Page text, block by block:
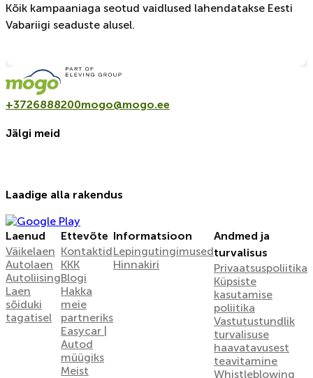
Kõik kampaaniaga seotud vaidlused lahendatakse Eesti
Vabariigi seaduste alusel.
+3726888200mogo@mogo.ee
Jälgi meid
Laadige alla rakendus
Laenud
Väikelaen
Autolaen
Autoliising
Laen
sõiduki
tagatisel
Ettevõte
Kontaktid
KKK
Blogi
Hakka
meie
partneriks
Easycar |
Autod
müügiks
Meist
Informatsioon
Lepingutingimused
Hinnakiri
Andmed ja
turvalisus
Privaatsuspoliitika
Küpsiste
kasutamise
poliitika
Vastutustundlik
turvalisuse
haavatavusest
teavitamine
Whistleblowing